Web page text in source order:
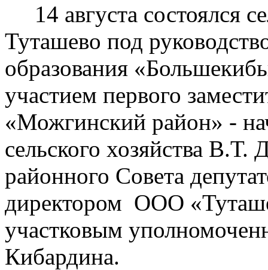
14 августа состоялся
Туташево под
образования
участием первого
«Можгинский район» -
сельского хозяйства
районного Совета
директором ООО
участковым
Кибардина.